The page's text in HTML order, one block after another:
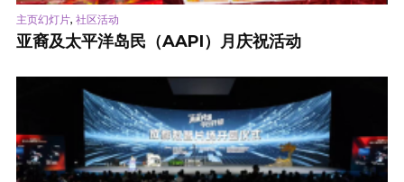
主页幻灯片, 社区活动
亚裔及太平洋岛民（AAPI）月庆祝活动